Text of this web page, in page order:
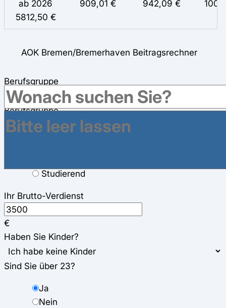
ab 2026
5812,50 €
909,01 € 942,09 €
AOK Bremen/Bremerhaven Beitragsrechner
Berufsgruppe
Berufsgruppe
Arbeitnehmer
Studierend
Ihr Brutto-Verdienst
€
Haben Sie Kinder?
Sind Sie über 23?
Ja
Nein